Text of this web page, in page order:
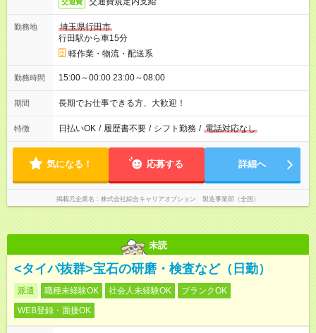
交通費
勤務地
埼玉県行田市
行田駅から車15分
軽作業・物流・配送系
勤務時間 15:00～00:00 23:00～08:00
期間 長期でお仕事できる方、大歓迎！
特徴 日払いOK / 履歴書不要 / シフト勤務 / 電話対応なし
気になる！ 応募する 詳細へ
掲載元企業名 株式会社綜合キャリアオプション 製造事業部（全国）
未読
<タイパ抜群>宝石の研磨・検査など（日勤）
派遣 職種未経験OK 社会人未経験OK
ブランクOK
WEB登録・面接OK